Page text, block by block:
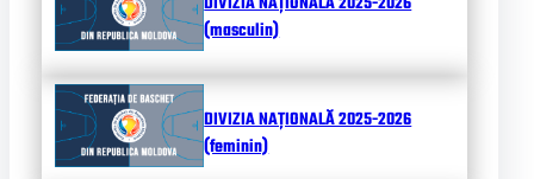
(masculin)
DIVIZIA NAȚIONALĂ 2025-2026
(feminin)